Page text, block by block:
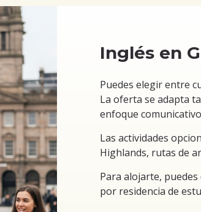
Inglés en
Puedes elegir entre
La oferta se adapta
enfoque
Las actividades
Highlands, rutas de
Para alojarte,
por residencia de